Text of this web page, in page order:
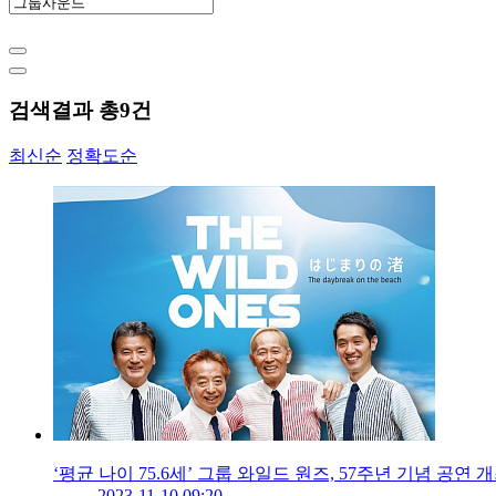
검색결과 총9건
최신순 정확도순
‘평균 나이 75.6세’ 그룹 와일드 원즈, 57주년 기념 공연